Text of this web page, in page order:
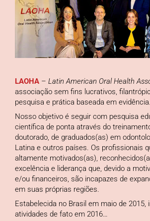
LAOHA – Latin American Oral Health
associação sem fins lucrativos,
pesquisa e prática baseada em evidência.
Nosso objetivo é seguir com pesquisa
científica de ponta através do
doutorado, de graduados(as) em
Latina e outros países. Os profissionais
altamente motivados(as),
excelência e liderança que, devido a
e/ou financeiros, são incapazes de
em suas próprias regiões.
Estabelecida no Brasil em maio de 2015,
atividades de fato em 2016…